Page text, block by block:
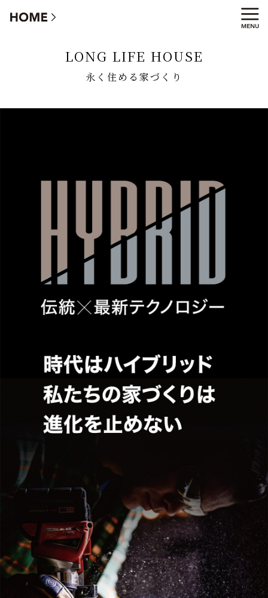
永く住める家づくり
LONG LIFE HOUSE
永く住める家づくり